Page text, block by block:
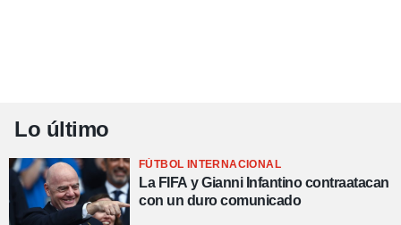
Lo último
FÚTBOL INTERNACIONAL
La FIFA y Gianni Infantino contraatacan
con un duro comunicado